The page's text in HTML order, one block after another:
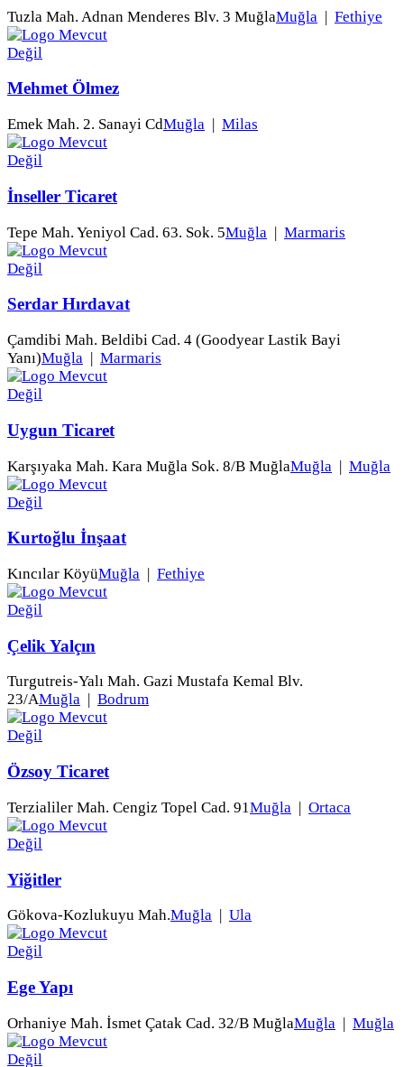
Tuzla Mah. Adnan Menderes Blv. 3 MuğlaMuğla | Fethiye
Mehmet Ölmez
Emek Mah. 2. Sanayi CdMuğla Milas
İnseller Ticaret
Tepe Mah. Yeniyol Cad. 63. Sok. 5Muğla | Marmaris
Serdar Hırdavat
Çamdibi Mah. Beldibi Cad. 4 (Goodyear Lastik Bayi
Yanı)Muğla | Marmaris
Uygun Ticaret
Karşıyaka Mah. Kara Muğla Sok. 8/B MuğlaMuğla | Muğla
Kurtoğlu İnşaat
Kıncılar KöyüMuğla | Fethiye
Çelik Yalçın
Turgutreis-Yalı Mah. Gazi Mustafa Kemal Blv.
23/AMuğla Bodrum
Özsoy Ticaret
Terzialiler Mah. Cengiz Topel Cad. 91Muğla | Ortaca
Yiğitler
Gökova-Kozlukuyu Mah.Muğla Ula
Ege Yapı
Orhaniye Mah. İsmet Çatak Cad. 32/B MuğlaMuğla | Muğla